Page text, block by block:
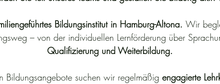
Bildungsinstitut in Hamburg-Altona. Wir
– von der individuellen Lernförderung über
Qualifizierung und Weiterbildung.
Bildungsangebote suchen wir regelmäßig engagierte